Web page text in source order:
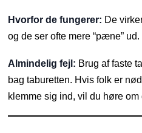
Hvorfor de fungerer: De
og de ser ofte mere “pæne” ud.
Almindelig fejl: Brug af faste
bag taburetten. Hvis folk er
klemme sig ind, vil du høre om